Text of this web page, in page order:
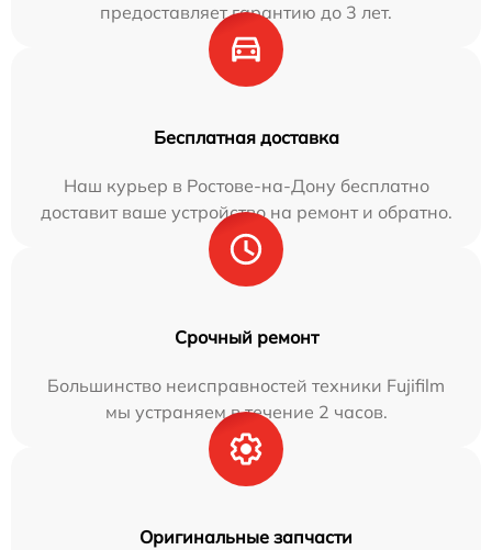
предоставляет гарантию до 3 лет.
Бесплатная доставка
Наш курьер в Ростове-на-Дону бесплатно
доставит ваше устройство на ремонт и обратно.
Срочный ремонт
Большинство неисправностей техники Fujifilm
мы устраняем в течение 2 часов.
Оригинальные запчасти